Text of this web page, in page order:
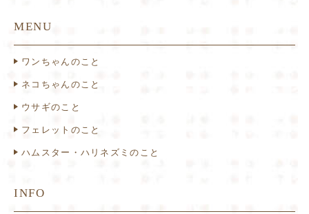
MENU
ワンちゃんのこと
ネコちゃんのこと
ウサギのこと
フェレットのこと
ハムスター・ハリネズミのこと
INFO